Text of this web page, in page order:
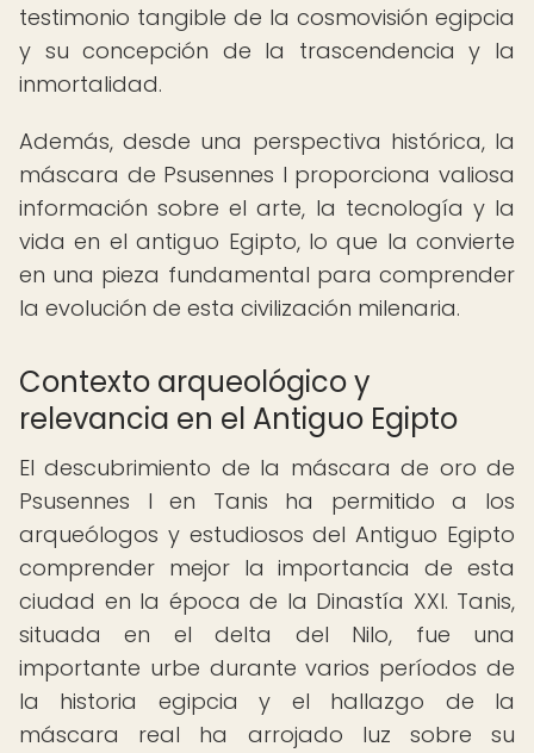
testimonio tangible de la cosmovisión egipcia
y su concepción de la trascendencia y la
inmortalidad.
Además, desde una perspectiva histórica, la
máscara de Psusennes I proporciona valiosa
información sobre el arte, la tecnología y la
vida en el antiguo Egipto, lo que la convierte
en una pieza fundamental para comprender
la evolución de esta civilización milenaria.
Contexto arqueológico y
relevancia en el Antiguo Egipto
El descubrimiento de la máscara de oro de
Psusennes I en Tanis ha permitido a los
arqueólogos y estudiosos del Antiguo Egipto
comprender mejor la importancia de esta
ciudad en la época de la Dinastía XXI. Tanis,
situada en el delta del Nilo, fue una
importante urbe durante varios períodos de
la historia egipcia y el hallazgo de la
máscara real ha arrojado luz sobre su